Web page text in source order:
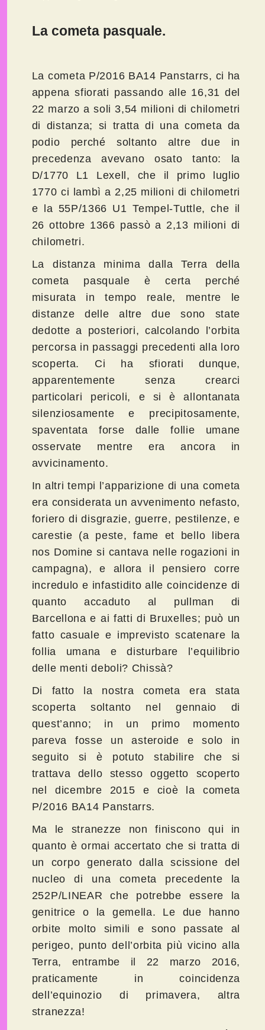
La cometa pasquale.
La cometa P/2016 BA14 Panstarrs, ci ha
appena sfiorati passando alle 16,31 del
22 marzo a soli 3,54 milioni di chilometri
di distanza; si tratta di una cometa da
podio perché soltanto altre due in
precedenza avevano osato tanto: la
D/1770 L1 Lexell, che il primo luglio
1770 ci lambì a 2,25 milioni di chilometri
e la 55P/1366 U1 Tempel-Tuttle, che il
26 ottobre 1366 passò a 2,13 milioni di
chilometri.
La distanza minima dalla Terra della
cometa pasquale è certa perché
misurata in tempo reale, mentre le
distanze delle altre due sono state
dedotte a posteriori, calcolando l’orbita
percorsa in passaggi precedenti alla loro
scoperta. Ci ha sfiorati dunque,
apparentemente senza crearci
particolari pericoli, e si è allontanata
silenziosamente e precipitosamente,
spaventata forse dalle follie umane
osservate mentre era ancora in
avvicinamento.
In altri tempi l’apparizione di una cometa
era considerata un avvenimento nefasto,
foriero di disgrazie, guerre, pestilenze, e
carestie (a peste, fame et bello libera
nos Domine si cantava nelle rogazioni in
campagna), e allora il pensiero corre
incredulo e infastidito alle coincidenze di
quanto accaduto al pullman di
Barcellona e ai fatti di Bruxelles; può un
fatto casuale e imprevisto scatenare la
follia umana e disturbare l’equilibrio
delle menti deboli? Chissà?
Di fatto la nostra cometa era stata
scoperta soltanto nel gennaio di
quest’anno; in un primo momento
pareva fosse un asteroide e solo in
seguito si è potuto stabilire che si
trattava dello stesso oggetto scoperto
nel dicembre 2015 e cioè la cometa
P/2016 BA14 Panstarrs.
Ma le stranezze non finiscono qui in
quanto è ormai accertato che si tratta di
un corpo generato dalla scissione del
nucleo di una cometa precedente la
252P/LINEAR che potrebbe essere la
genitrice o la gemella. Le due hanno
orbite molto simili e sono passate al
perigeo, punto dell’orbita più vicino alla
Terra, entrambe il 22 marzo 2016,
praticamente in coincidenza
dell’equinozio di primavera, altra
stranezza!